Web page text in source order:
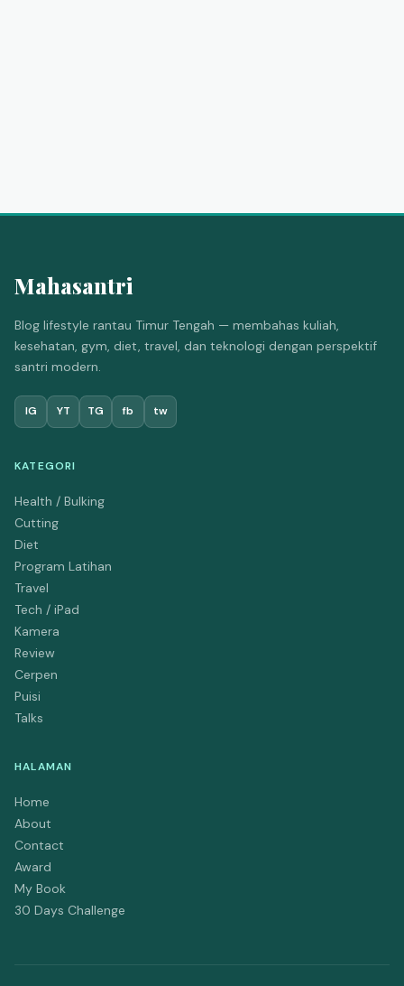
Mahasantri
Blog lifestyle rantau Timur Tengah — membahas kuliah,
kesehatan, gym, diet, travel, dan teknologi dengan perspektif
santri modern.
IG YT TG fb tw
KATEGORI
Health / Bulking
Cutting
Diet
Program Latihan
Travel
Tech / iPad
Kamera
Review
Cerpen
Puisi
Talks
HALAMAN
Home
About
Contact
Award
My Book
30 Days Challenge